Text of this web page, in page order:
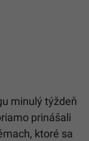
minulý týždeň
prinášali
ktoré sa